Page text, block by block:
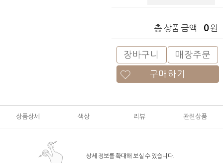
총 상품 금액 0원
장바구니
매장주문
구매하기
상품상세 색상 리뷰 관련상품
상세 정보를 확대해 보실 수 있습니다.